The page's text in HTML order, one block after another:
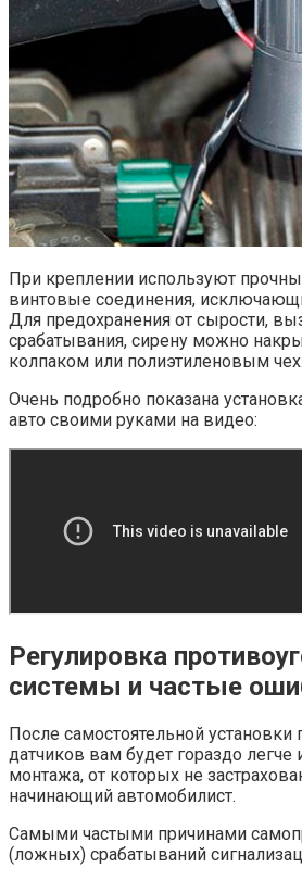
При креплении используют
винтовые соединения,
Для предохранения от сырости,
срабатывания, сирену можно
колпаком или полиэтиленовым
Очень подробно показана
авто своими руками на видео:
Регулировка
системы и частые
После самостоятельной установки
датчиков вам будет гораздо
монтажа, от которых не
начинающий автомобилист.
Самыми частыми причинами
(ложных) срабатываний